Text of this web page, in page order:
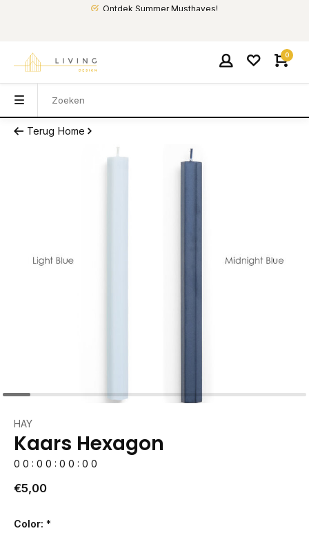
Ontdek Summer Musthaves!
0
Terug Home
HAY
Kaars Hexagon
0 0 : 0 0 : 0 0 : 0 0
€5,00
Color: *